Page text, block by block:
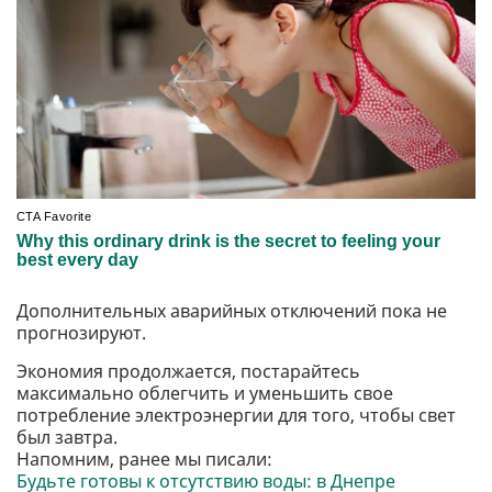
Дополнительных аварийных отключений пока не
прогнозируют.
Экономия продолжается, постарайтесь
максимально облегчить и уменьшить свое
потребление электроэнергии для того, чтобы свет
был завтра.
Напомним, ранее мы писали:
Будьте готовы к отсутствию воды: в Днепре